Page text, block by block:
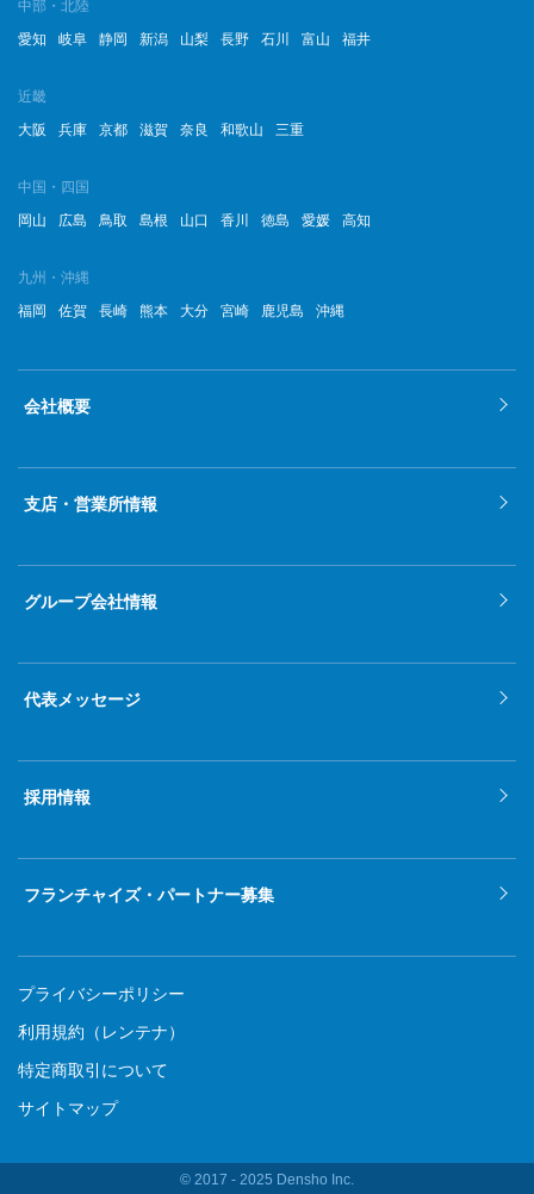
2022年8月
2022年6月
2022年5月
2022年4月
2022年3月
2022年1月
2021年2月
2021年1月
中部・北陸
愛知
岐阜 静岡 新潟 山梨 長野 石川 富山 福井
近畿
大阪
兵庫 京都 滋賀 奈良 和歌山 三重
中国・四国
岡山
広島 鳥取 島根 山口 香川 徳島 愛媛 高知
九州・沖縄
福岡
佐賀 長崎 熊本 大分 宮崎 鹿児島 沖縄
会社概要
支店・営業所情報
グループ会社情報
代表メッセージ
採用情報
フランチャイズ・パートナー募集
プライバシーポリシー
利用規約（レンテナ）
特定商取引について
サイトマップ
© 2017 ‐ 2025 Densho Inc.